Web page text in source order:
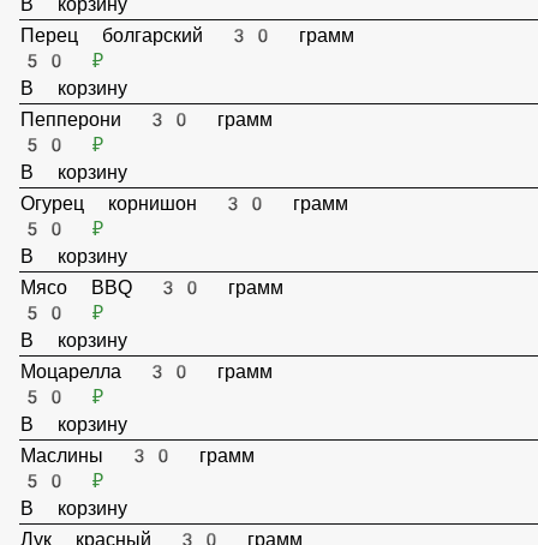
Перец халапенью 30 грамм
50 ₽
В корзину
Перец болгарский 30 грамм
50 ₽
В корзину
Пепперони 30 грамм
50 ₽
В корзину
Огурец корнишон 30 грамм
50 ₽
В корзину
Мясо BBQ 30 грамм
50 ₽
В корзину